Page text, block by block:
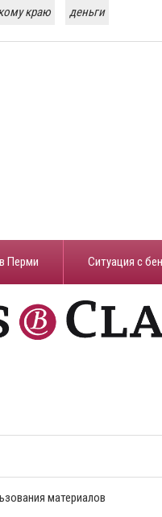
краю деньги
Перми ​Ситуация с
материалов